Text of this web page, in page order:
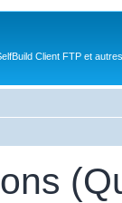
Client FTP et